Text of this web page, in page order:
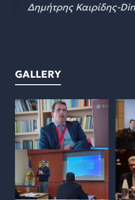
Δημήτρης Καιρίδης-
GALLERY